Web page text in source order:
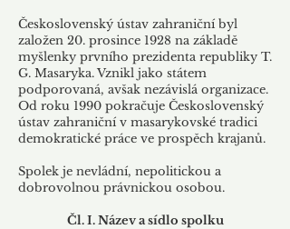
Československý ústav zahraniční byl
založen 20. prosince 1928 na základě
myšlenky prvního prezidenta republiky T.
G. Masaryka. Vznikl jako státem
podporovaná, avšak nezávislá organizace.
Od roku 1990 pokračuje Československý
ústav zahraniční v masarykovské tradici
demokratické práce ve prospěch krajanů.
Spolek je nevládní, nepolitickou a
dobrovolnou právnickou osobou.
Čl. I. Název a sídlo spolku